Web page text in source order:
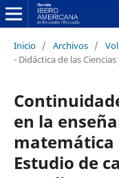
Inicio / Archivos /
- Didáctica de las
en la
matemática
Estudio de